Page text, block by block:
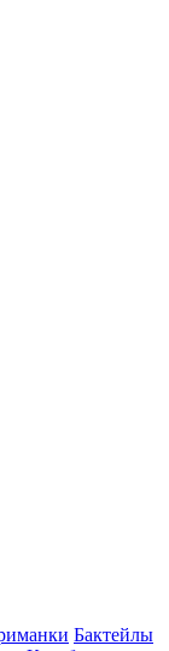
Бактейлы